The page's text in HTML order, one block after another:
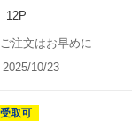
12P
ご注文はお早めに
10/23
取可